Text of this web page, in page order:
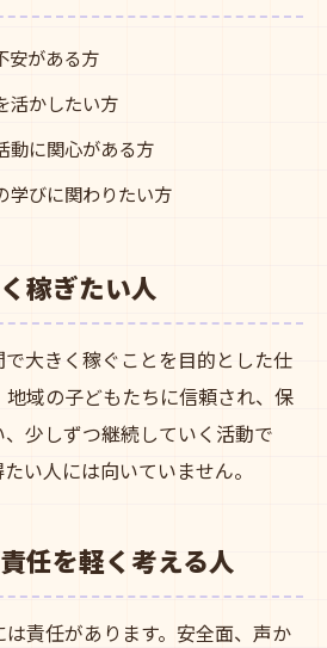
安がある方
活かしたい方
動に関心がある方
学びに関わりたい方
稼ぎたい人
大きく稼ぐことを目的とした仕
域の子どもたちに信頼され、保
少しずつ継続していく活動で
い人には向いていません。
任を軽く考える人
責任があります。安全面、声か